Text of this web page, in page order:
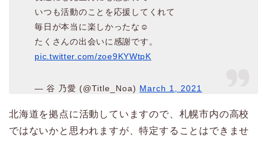
いつも活動のことを応援してくれて
毎日が本当に楽しかったな︎︎︎︎︎☺︎
たくさんの出会いに感謝です。
pic.twitter.com/zoe9KYWtpK
— 谷 乃愛 (@Title_Noa) March 1, 2021
北海道を拠点に活動していますので、札幌市内の高校
ではないかと思われますが、特定することはできませ